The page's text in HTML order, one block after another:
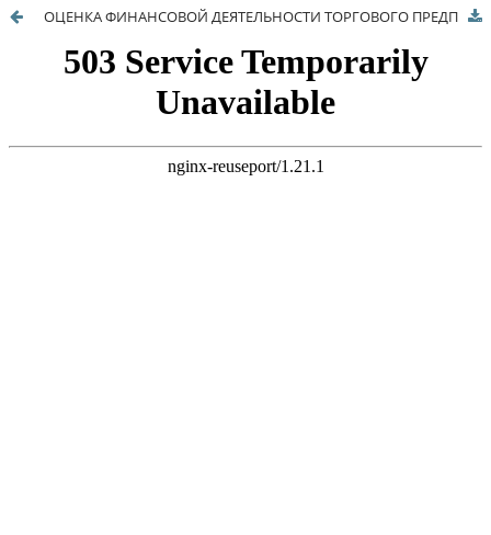
ОЦЕНКА ФИНАНСОВОЙ ДЕЯТЕЛЬНОСТИ ТОРГОВОГО ПРЕДПРИЯТИЯ (НА ПРИМЕРЕ ПАО «МАГНИТ»)